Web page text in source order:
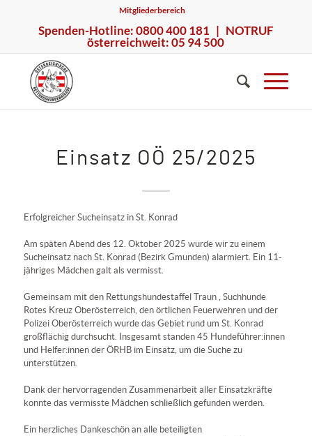
Mitgliederbereich
Spenden-Hotline: 0800 400 181 | NOTRUF
österreichweit: 05 94 500
Einsatz OÖ 25/2025
Erfolgreicher Sucheinsatz in St. Konrad
Am späten Abend des 12. Oktober 2025 wurde wir zu einem
Sucheinsatz nach St. Konrad (Bezirk Gmunden) alarmiert. Ein 11-
jähriges Mädchen galt als vermisst.
Gemeinsam mit den Rettungshundestaffel Traun, Suchhunde
Rotes Kreuz Oberösterreich, den örtlichen Feuerwehren und der
Polizei Oberösterreichwurde das Gebiet rund um St. Konrad
großflächig durchsucht. Insgesamt standen 45 Hundeführer:innen
und Helfer:innen der ÖRHB im Einsatz, um die Suche zu
unterstützen.
Dank der hervorragenden Zusammenarbeit aller Einsatzkräfte
konnte das vermisste Mädchen schließlich gefunden werden.
Ein herzliches Dankeschön an alle beteiligten